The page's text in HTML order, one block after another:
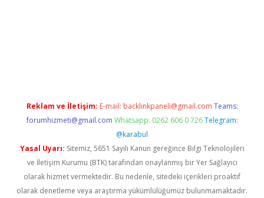
Reklam ve İletişim: E-mail: backlinkpaneli@gmail.com Teams:
forumhizmeti@gmail.com Whatsapp: 0262 606 0 726 Telegram:
@karabul
Yasal Uyarı: Sitemiz, 5651 Sayılı Kanun gereğince Bilgi Teknolojileri
ve İletişim Kurumu (BTK) tarafından onaylanmış bir Yer Sağlayıcı
olarak hizmet vermektedir. Bu nedenle, sitedeki içerikleri proaktif
olarak denetleme veya araştırma yükümlülüğümüz bulunmamaktadır.